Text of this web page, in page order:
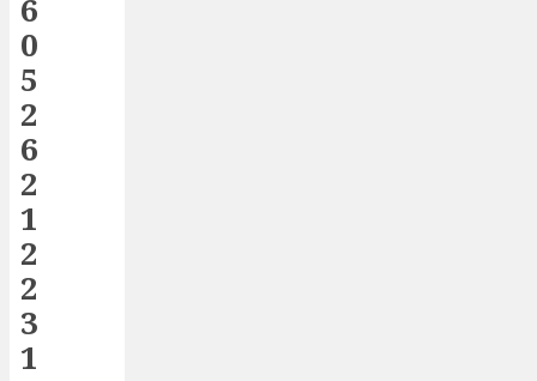
6
0
5
2
6
2
1
2
2
3
1